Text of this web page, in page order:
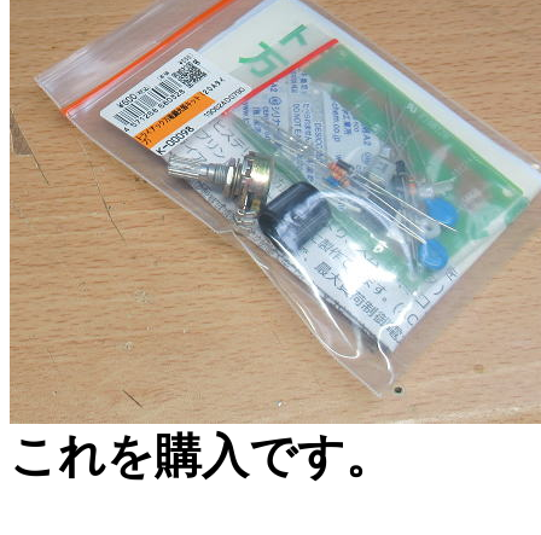
これを購入です。